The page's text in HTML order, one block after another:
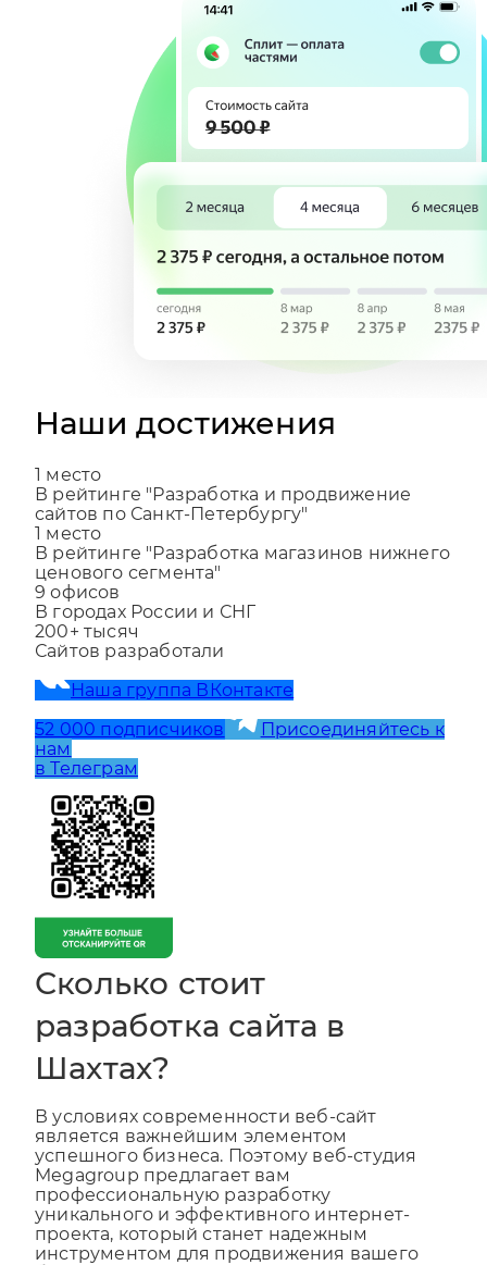
Наши достижения
1место
В рейтинге "Разработка и продвижение
сайтов по Санкт-Петербургу"
1место
В рейтинге "Разработка магазинов нижнего
ценового сегмента"
9 офисов
В городах России и СНГ
200+тысяч
52 000 подписчиков
нам
Сколько стоит
разработка сайта в
Шахтах?
В условиях современности веб-сайт
является важнейшим элементом
успешного бизнеса. Поэтому веб-студия
Megagroup предлагает вам
профессиональную разработку
уникального и эффективного интернет-
проекта, который станет надежным